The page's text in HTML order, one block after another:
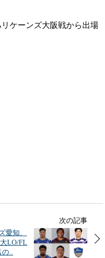
ケーンズ大阪戦から出場
次の記事
愛知、
LO/FL
の..